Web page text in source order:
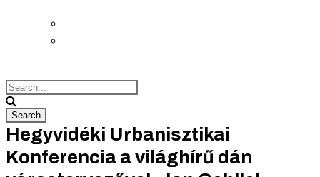
Hegyvidéki Urbanisztikai
Konferencia a világhírű dán